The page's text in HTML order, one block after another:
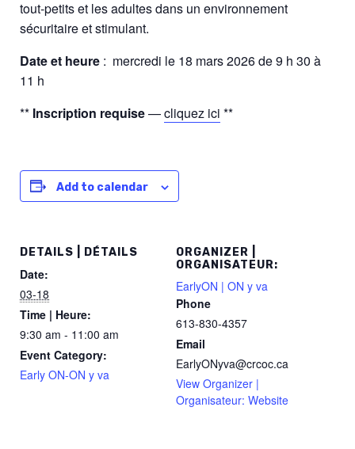
tout-petits et les adultes dans un environnement
sécuritaire et stimulant.
Date et heure : mercredi le 18 mars 2026 de 9 h 30 à
11 h
** Inscription requise—cliquez ici **
Add to calendar
DETAILS | DÉTAILS
Date:
03-18
Time | Heure:
9:30 am - 11:00 am
Event Category:
Early ON-ON y va
ORGANIZER |
ORGANISATEUR:
EarlyON | ON y va
Phone
613-830-4357
Email
EarlyONyva@crcoc.ca
View Organizer |
Organisateur: Website